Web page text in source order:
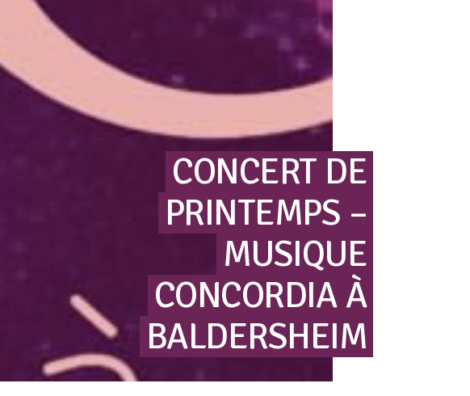
CONCERT DE
PRINTEMPS –
MUSIQUE
CONCORDIA À
BALDERSHEIM